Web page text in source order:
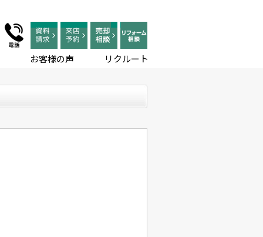
お客様の声 リクルート